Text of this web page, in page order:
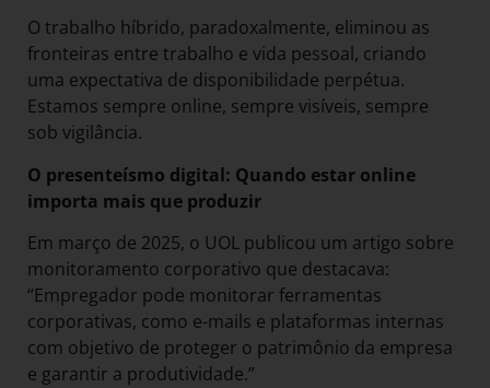
O trabalho híbrido, paradoxalmente, eliminou as
fronteiras entre trabalho e vida pessoal, criando
uma expectativa de disponibilidade perpétua.
Estamos sempre online, sempre visíveis, sempre
sob vigilância.
O presenteísmo digital: Quando estar online
importa mais que produzir
Em março de 2025, o UOL publicou um artigo sobre
monitoramento corporativo que destacava:
“Empregador pode monitorar ferramentas
corporativas, como e-mails e plataformas internas
com objetivo de proteger o patrimônio da empresa
e garantir a produtividade.”